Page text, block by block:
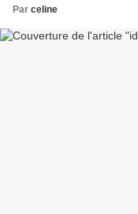
Par celine